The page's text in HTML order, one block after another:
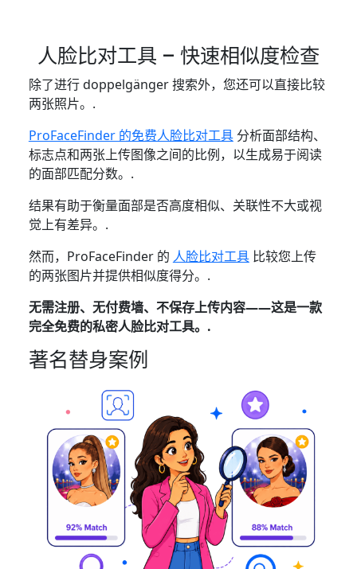
人脸比对工具 – 快速相似度检查
除了进行 doppelgänger 搜索外，您还可以直接比较
两张照片。.
ProFaceFinder 的免费人脸比对工具分析面部结构、
标志点和两张上传图像之间的比例，以生成易于阅读
的面部匹配分数。.
结果有助于衡量面部是否高度相似、关联性不大或视
觉上有差异。.
然而，ProFaceFinder 的 人脸比对工具比较您上传
的两张图片并提供相似度得分。.
无需注册、无付费墙、不保存上传内容——这是一款
完全免费的私密人脸比对工具。.
著名替身案例